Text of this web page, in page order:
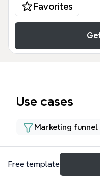
Favorites
Use cases
Marketing funnel
About
Free template